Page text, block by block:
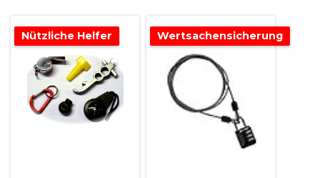
Nützliche Helfer Wertsachensicherung